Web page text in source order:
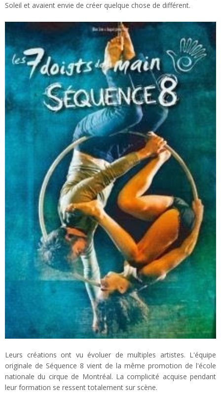
Soleil et avaient envie de créer quelque chose de différent.
Leurs créations ont vu évoluer de multiples artistes. L'équipe
originale de Séquence 8 vient de la même promotion de l'école
nationale du cirque de Montréal. La complicité acquise pendant
leur formation se ressent totalement sur scène.